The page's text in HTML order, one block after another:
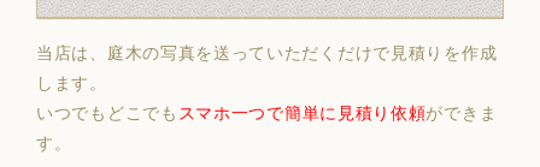
当店は、庭木の写真を送っていただくだけで見積りを作成
します。
いつでもどこでも スマホ一つで簡単に見積り依頼ができま
す。